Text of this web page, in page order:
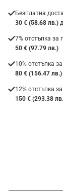
Безплатна
30 € (58.68 лв.)
7% отстъпка за
50 € (97.79 лв.)
10% отстъпка
80 € (156.47 лв.)
12% отстъпка
150 € (293.38